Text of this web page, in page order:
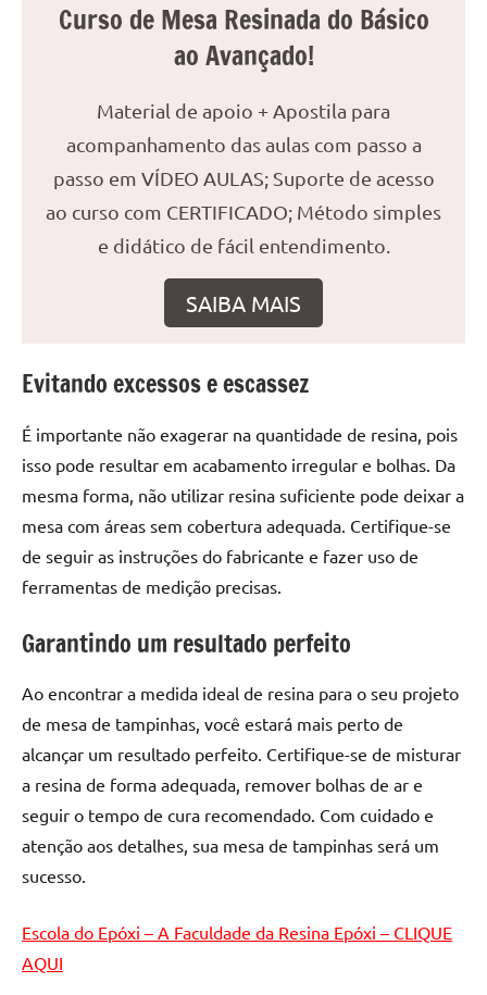
precisa
Nosso
é
focado
melhores
práticas
tendências
criar
mesa
de
resinada
alta
qualidade,
como
populares
River
Curso de Mesa Resinada do Básico
ao Avançado!
Material de apoio + Apostila para
acompanhamento das aulas com passo a
passo em VÍDEO AULAS; Suporte de acesso
ao curso com CERTIFICADO; Método simples
e didático de fácil entendimento.
SAIBA MAIS
Evitando excessos e escassez
É importante não exagerar na quantidade de resina, pois
isso pode resultar em acabamento irregular e bolhas. Da
mesma forma, não utilizar resina suficiente pode deixar a
mesa com áreas sem cobertura adequada. Certifique-se
de seguir as instruções do fabricante e fazer uso de
ferramentas de medição precisas.
Garantindo um resultado perfeito
Ao encontrar a medida ideal de resina para o seu projeto
de mesa de tampinhas, você estará mais perto de
alcançar um resultado perfeito. Certifique-se de misturar
a resina de forma adequada, remover bolhas de ar e
seguir o tempo de cura recomendado. Com cuidado e
atenção aos detalhes, sua mesa de tampinhas será um
sucesso.
Escola do Epóxi – A Faculdade da Resina Epóxi – CLIQUE
AQUI